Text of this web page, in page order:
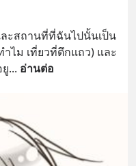
ะสถานที่ที่ฉันไปนั้นเป็น
ไม เที่ยวที่ตึกแถว) และ
... อ่านต่อ